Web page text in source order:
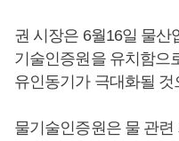
권 시장은 6월16일 물
기술인증원을 유치함으
유인동기가 극대화될 것
물기술인증원은 물 관련